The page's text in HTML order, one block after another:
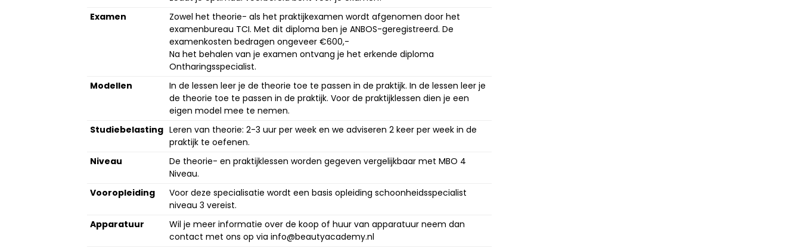
Examen
Zowel het theorie- als het praktijkexamen wordt afgenomen door het
examenbureau TCI. Met dit diploma ben je ANBOS-geregistreerd. De
examenkosten bedragen ongeveer €600,-
Na het behalen van je examen ontvang je het erkende diploma
Ontharingsspecialist.
Modellen
In de lessen leer je de theorie toe te passen in de praktijk. In de lessen leer je
de theorie toe te passen in de praktijk. Voor de praktijklessen dien je een
eigen model mee te nemen.
Studiebelasting Leren van theorie: 2-3 uur per week en we adviseren 2 keer per week in de
praktijk te oefenen.
Niveau
De theorie- en praktijklessen worden gegeven vergelijkbaar met MBO 4
Niveau.
Vooropleiding
Voor deze specialisatie wordt een basis opleiding schoonheidsspecialist
niveau 3 vereist.
Apparatuur
Wil je meer informatie over de koop of huur van apparatuur neem dan
contact met ons op via info@beautyacademy.nl